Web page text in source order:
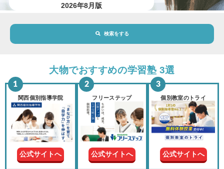
2026年8月版
検索をする
地域・駅 大物駅
選択されていません
市区町村 選択されていません 変更
現在の
学年
大物でおすすめの学習塾 3選
関西個別指導学院
公式サイトへ
フリーステップ
公式サイトへ
個別教室のトライ
公式サイトへ